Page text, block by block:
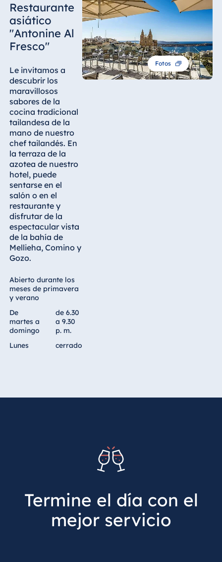
Restaurante
asiático
"Antonine Al
Fresco"
Le invitamos a
descubrir los
maravillosos
sabores de la
cocina tradicional
tailandesa de la
mano de nuestro
chef tailandés. En
la terraza de la
azotea de nuestro
hotel, puede
sentarse en el
salón o en el
restaurante y
disfrutar de la
espectacular vista
de la bahía de
Mellieha, Comino y
Gozo.
Abierto durante los
meses de primavera
y verano
De
martes a
domingo
de 6.30
a 9.30
p. m.
Lunes
cerrado
Fotos
Termine el día con el
mejor servicio